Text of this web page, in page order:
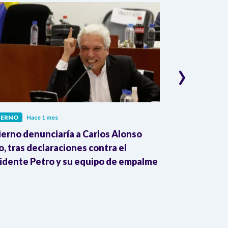
Hace 1 mes
denunciaría a Carlos Alonso
tras declaraciones contra el
Petro y su equipo de empalme
›